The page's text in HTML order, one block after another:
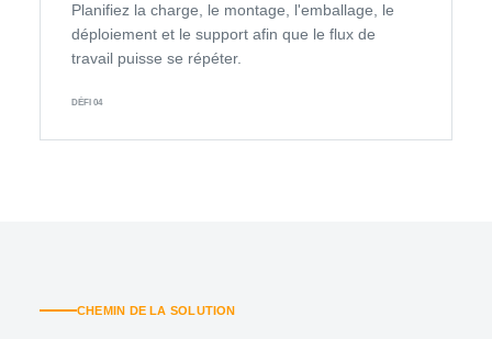
Planifiez la charge, le montage, l'emballage, le
déploiement et le support afin que le flux de
travail puisse se répéter.
DÉFI 04
CHEMIN DE LA SOLUTION